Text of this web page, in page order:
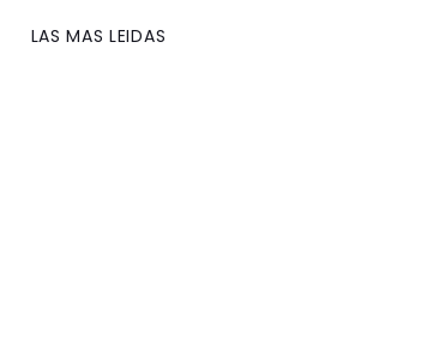
LAS MAS LEIDAS